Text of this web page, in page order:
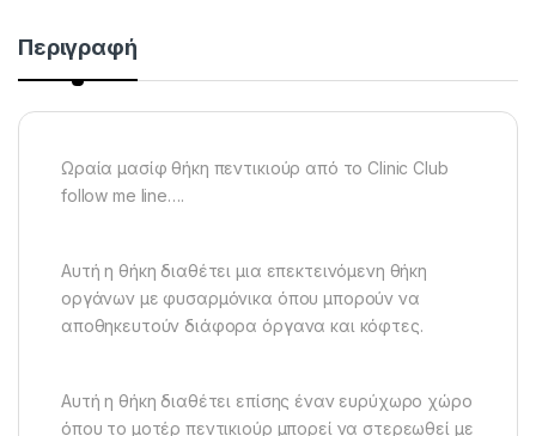
Περιγραφή
Ωραία μασίφ θήκη πεντικιούρ από το Clinic Club
follow me line….
Αυτή η θήκη διαθέτει μια επεκτεινόμενη θήκη
οργάνων με φυσαρμόνικα όπου μπορούν να
αποθηκευτούν διάφορα όργανα και κόφτες.
Αυτή η θήκη διαθέτει επίσης έναν ευρύχωρο χώρο
όπου το μοτέρ πεντικιούρ μπορεί να στερεωθεί με